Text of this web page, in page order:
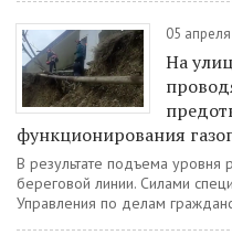
05
На
функционирования
В результате подъема
береговой линии. Силами
Управления по делам